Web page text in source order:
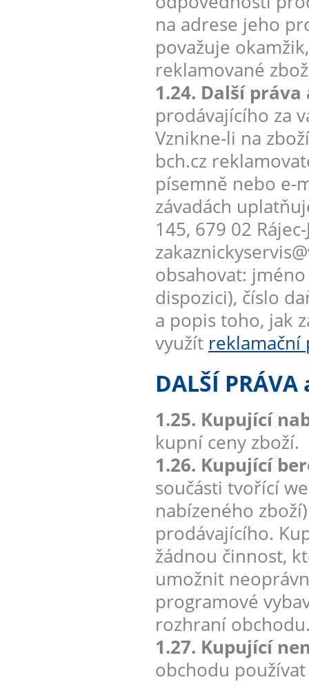
na adrese jeho
považuje
reklamované
1.24. Další
prodávajícího za
Vznikne-li na
bch.cz
písemně nebo e-
závadách
145, 679 02
obsahovat:
dispozici), číslo
a popis toho, jak
využít
DALŠÍ
1.25. Kupující
kupní ceny zboží.
1.26. Kupující
součásti tvořící
nabízeného
prodávajícího.
žádnou činnost,
umožnit
programové
rozhraní
1.27. Kupující
obchodu